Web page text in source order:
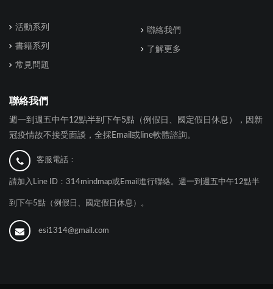
活動系列
書籍系列
常見問題
聯絡我們
了解更多
聯絡我們
週一到週五中午12點半到下午5點（例假日、國定假日休息），因新
冠疫情故不接受面談，全採Email或line軟體諮詢。
客服電話：
請加入Line ID：314mindmap或Email進行聯絡。週一到週五中午12點半
到下午5點（例假日、國定假日休息）。
esi1314@gmail.com